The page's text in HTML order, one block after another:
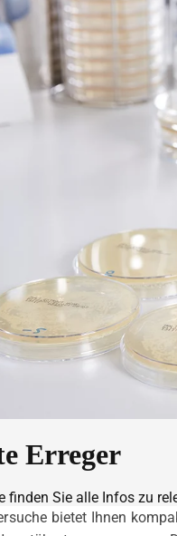
Erreger
finden Sie alle Infos zu
bietet Ihnen